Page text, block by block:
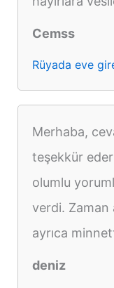
Cemss
Rüyada eve
Merhaba,
teşekkür
olumlu
verdi. Zaman
ayrıca
deniz